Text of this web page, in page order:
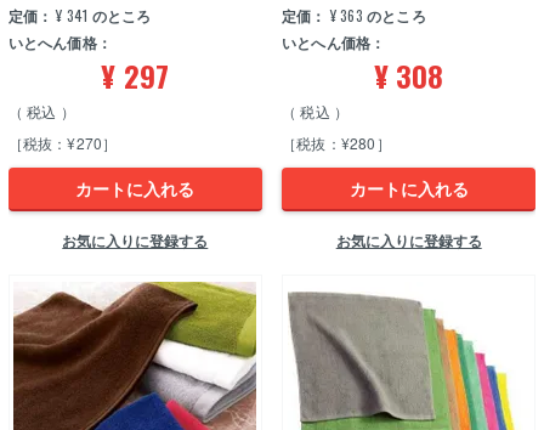
定価： ¥ 341 のところ
いとへん価格：
¥ 297
税込
［税抜：¥270］
カートに入れる
お気に入りに登録する
定価： ¥363 のところ
いとへん価格：
¥308
税込
［税抜：¥280］
カートに入れる
お気に入りに登録する